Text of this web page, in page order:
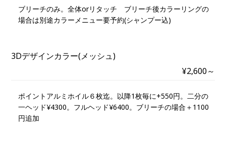
ブリーチのみ。全体orリタッチ ブリーチ後カラーリングの
場合は別途カラーメニュー要予約(シャンプー込)
3Dデザインカラー(メッシュ)
¥2,600～
ポイントアルミホイル６枚迄。以降1枚毎に+550円。二分の
一ヘッド¥4300。フルヘッド¥6400。ブリーチの場合＋1100
円追加